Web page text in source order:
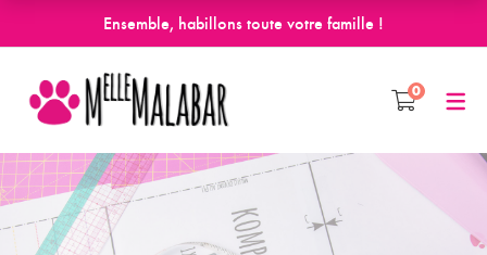
Ensemble, habillons toute votre famille !
0